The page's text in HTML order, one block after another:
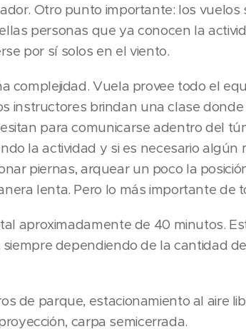
Otro punto importante: los vuelos
personas que ya conocen la
por sí solos en el viento.
complejidad. Vuela provee todo el
instructores brindan una clase
para comunicarse adentro del
la actividad y si es necesario algún
piernas, arquear un poco la
lenta. Pero lo más importante de
aproximadamente de 40 minutos.
dependiendo de la cantidad
de parque, estacionamiento al aire
carpa semicerrada.